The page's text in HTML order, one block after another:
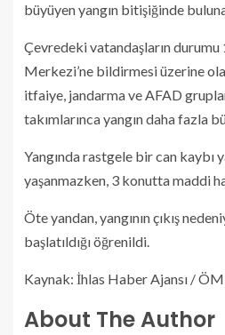
büyüyen yangın bitişiğinde
Çevredeki vatandaşların
Merkezi’ne bildirmesi üzerine
itfaiye, jandarma ve AFAD
takımlarınca yangın daha fazla
Yangında rastgele bir can kaybı
yaşanmazken, 3 konutta maddi
Öte yandan, yangının çıkış
başlatıldığı öğrenildi.
Kaynak: İhlas Haber Ajansı /
About The Author